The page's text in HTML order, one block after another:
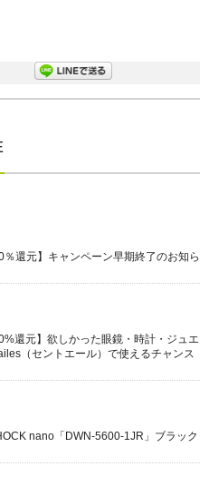
％還元】キャンペーン早期終了のお知ら
還元】欲しかった眼鏡・時計・ジュエ
（セントエール）で使えるチャンス
nano「DWN-5600-1JR」ブラック